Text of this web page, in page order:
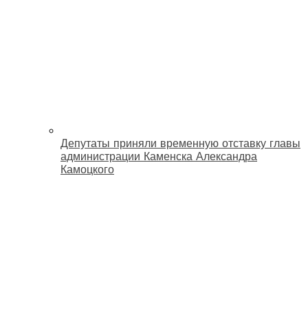
Депутаты приняли временную отставку главы
администрации Каменска Александра
Камоцкого